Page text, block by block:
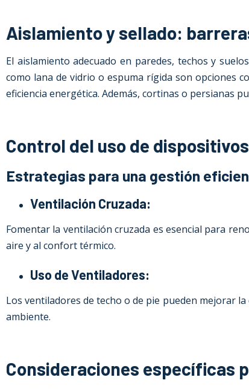
Aislamiento y sellado:
El aislamiento adecuado en paredes, techos y
como lana de vidrio o espuma rígida son opciones
eficiencia energética. Además, cortinas o persianas
Control del uso de
Estrategias para una gestión
Ventilación Cruzada:
Fomentar la ventilación cruzada es esencial para
aire y al confort térmico.
Uso de Ventiladores:
Los ventiladores de techo o de pie pueden mejorar
ambiente.
Consideraciones específicas